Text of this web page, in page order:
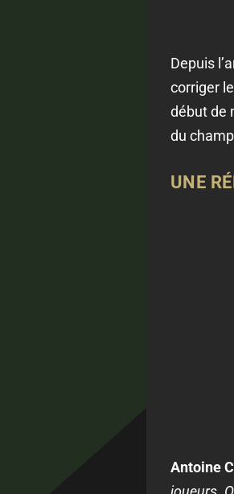
Depuis
corriger
début de
du
UNE
Antoine